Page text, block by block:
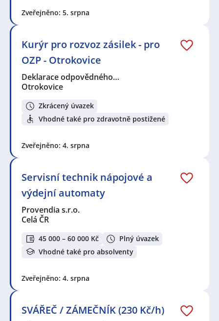
Zveřejněno: 5. srpna
Kurýr pro rozvoz zásilek - pro
OZP - Otrokovice
Deklarace odpovědného…
Otrokovice
Zkrácený úvazek
Vhodné také pro zdravotně postižené
Zveřejněno: 4. srpna
Servisní technik nápojové a
výdejní automaty
Provendia s.r.o.
Celá ČR
45 000 – 60 000 Kč
Plný úvazek
Vhodné také pro absolventy
Zveřejněno: 4. srpna
SVÁŘEČ / ZÁMEČNÍK (230 Kč/h)